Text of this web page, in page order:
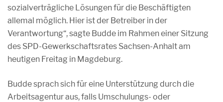
sozialverträgliche Lösungen für die Beschäftigten
allemal möglich. Hier ist der Betreiber in der
Verantwortung“, sagte Budde im Rahmen einer Sitzung
des SPD-Gewerkschaftsrates Sachsen-Anhalt am
heutigen Freitag in Magdeburg.
Budde sprach sich für eine Unterstützung durch die
Arbeitsagentur aus, falls Umschulungs- oder